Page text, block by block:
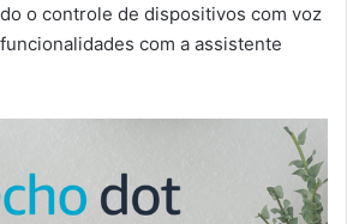
o controle de dispositivos com voz
com a assistente